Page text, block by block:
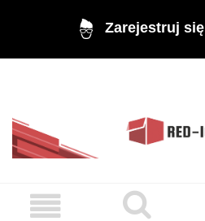
Zarejestruj się